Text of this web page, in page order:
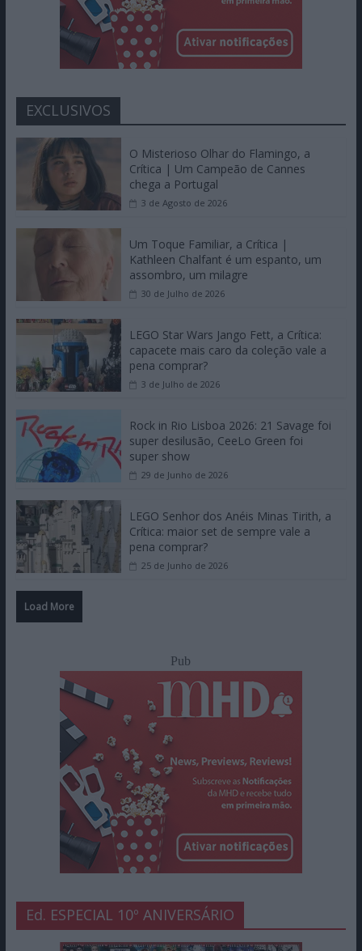
EXCLUSIVOS
O Misterioso Olhar do Flamingo, a
Crítica | Um Campeão de Cannes
chega a Portugal
3 de Agosto de 2026
Um Toque Familiar, a Crítica |
Kathleen Chalfant é um espanto, um
assombro, um milagre
30 de Julho de 2026
LEGO Star Wars Jango Fett, a Crítica:
capacete mais caro da coleção vale a
pena comprar?
3 de Julho de 2026
Rock in Rio Lisboa 2026: 21 Savage foi
super desilusão, CeeLo Green foi
super show
29 de Junho de 2026
LEGO Senhor dos Anéis Minas Tirith, a
Crítica: maior set de sempre vale a
pena comprar?
25 de Junho de 2026
Load More
Pub
Ed. ESPECIAL 10º ANIVERSÁRIO